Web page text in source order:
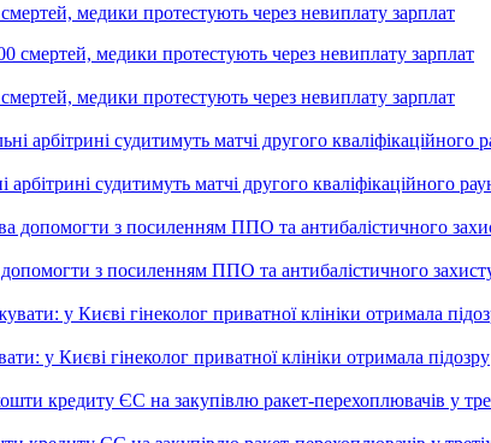
медики протестують через невиплату зарплат
медики протестують через невиплату зарплат
судитимуть матчі другого кваліфікаційного
з посиленням ППО та антибалістичного
у Києві гінеколог приватної клініки отримала підозру